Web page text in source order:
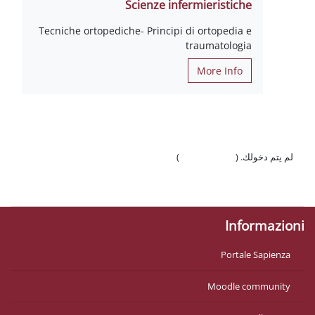
Scienze infermieristiche
Tecniche ortopediche- Principi di ortopedia e
traumatologia
More Info
لم يتم دخولك. (
)
Informazioni
Portale Sapienza
Moodle community